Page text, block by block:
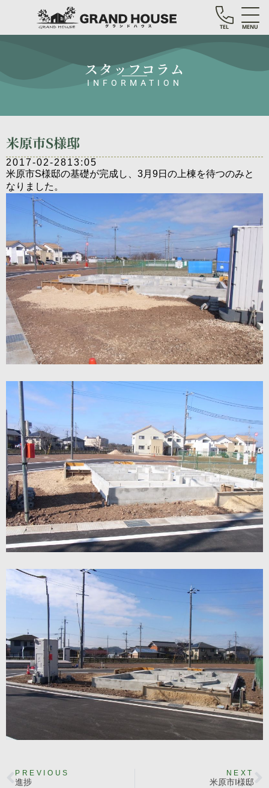
TEL MENU
スタッフコラム
INFORMATION
米原市S様邸
2017-02-2813:05
米原市S様邸の基礎が完成し、3月9日の上棟を待つのみと
なりました。
PREVIOUS
進捗
NEXT
米原市I様邸